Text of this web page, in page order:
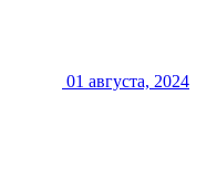
01 августа, 2024